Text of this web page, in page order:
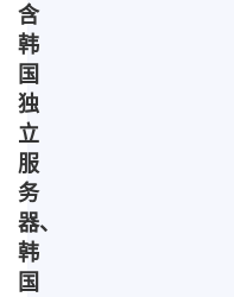
含
韩
国
独
立
服
务
器、
韩
国